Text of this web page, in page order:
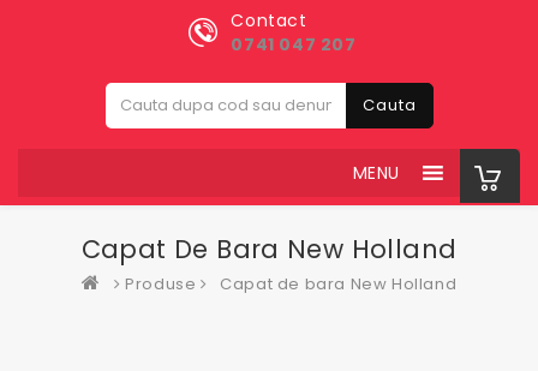
Contact
0741 047 207
Cauta
MENU
Capat De Bara New Holland
Produse Capat de bara New Holland